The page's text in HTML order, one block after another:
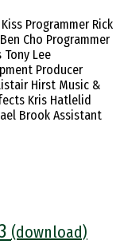
Programmer Rick
Cho Programmer
Tony Lee
Producer
Hirst Music &
Kris Hatlelid
Brook Assistant
(download)